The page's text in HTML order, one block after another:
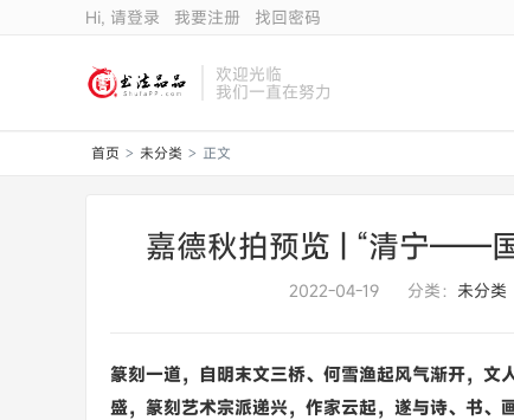
Hi, 请登录 我要注册 找回密码
欢迎光临
我们一直在努力
首页 > 未分类 > 正文
嘉德秋拍预览 | “清宁——
2022-04-19 分类： 未分类
篆刻一道，自明末文三桥、何雪渔起风气渐开，
盛，篆刻艺术宗派递兴，作家云起，遂与诗、书、